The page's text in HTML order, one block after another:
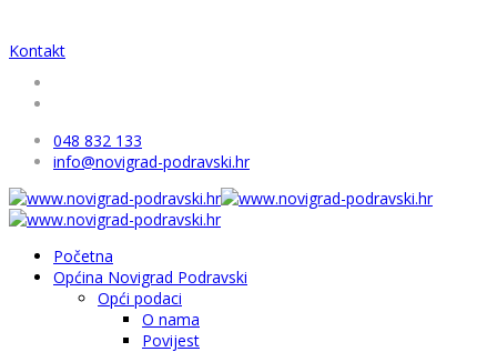
Kontakt
048 832 133
info@novigrad-podravski.hr
Početna
Općina Novigrad Podravski
Opći podaci
O nama
Povijest